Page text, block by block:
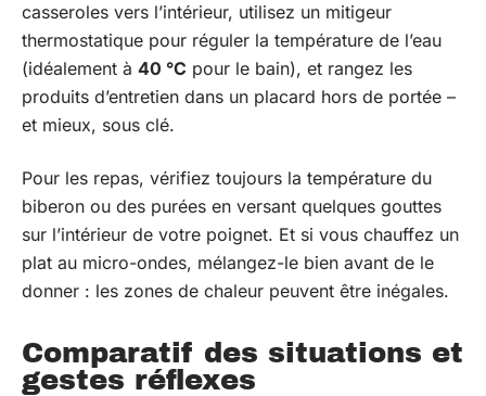
casseroles vers l’intérieur, utilisez un mitigeur
thermostatique pour réguler la température de l’eau
(idéalement à 40 °C pour le bain), et rangez les
produits d’entretien dans un placard hors de portée –
et mieux, sous clé.
Pour les repas, vérifiez toujours la température du
biberon ou des purées en versant quelques gouttes
sur l’intérieur de votre poignet. Et si vous chauffez un
plat au micro-ondes, mélangez-le bien avant de le
donner : les zones de chaleur peuvent être inégales.
Comparatif des situations et
gestes réflexes